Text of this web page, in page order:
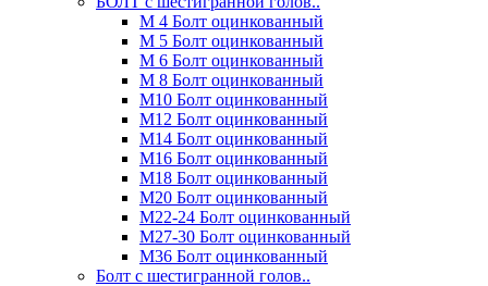
М 4 Болт оцинкованный
М 5 Болт оцинкованный
М 6 Болт оцинкованный
М 8 Болт оцинкованный
М10 Болт оцинкованный
М12 Болт оцинкованный
М14 Болт оцинкованный
М16 Болт оцинкованный
М18 Болт оцинкованный
М20 Болт оцинкованный
М22-24 Болт оцинкованный
М27-30 Болт оцинкованный
М36 Болт оцинкованный
Болт с шестигранной голов..